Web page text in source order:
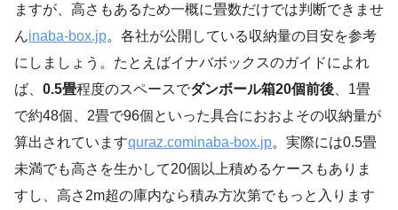
ますが、高さもあるため一概に畳数だけでは判断できませ
んinaba-box.jp。各社が公開している収納量の目安を参考
にしましょう。たとえばイナバボックスのガイドによれ
ば、 0.5畳程度のスペースでダンボール箱20個前後 、1畳
で約48個、2畳で96個といった具合におおよその収納量が
算出されていますquraz.cominaba-box.jp。実際には0.5畳
未満でも高さを生かして20個以上積めるケースもありま
すし、高さ2m超の庫内なら積み方次第でもっと入ります